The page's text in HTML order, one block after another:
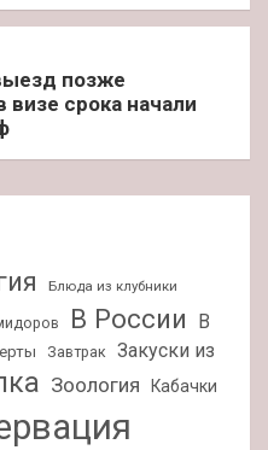
позже
визе срока начали
Блюда из клубники
В России
В
Завтрак Закуски из
Зоология Кабачки